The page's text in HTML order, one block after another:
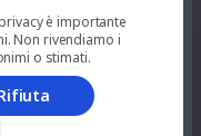
sereno
è importante
Non rivendiamo i
o stimati.